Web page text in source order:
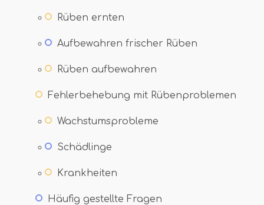
Rüben ernten
Aufbewahren frischer Rüben
Rüben aufbewahren
Fehlerbehebung mit Rübenproblemen
Wachstumsprobleme
Schädlinge
Krankheiten
Häufig gestellte Fragen